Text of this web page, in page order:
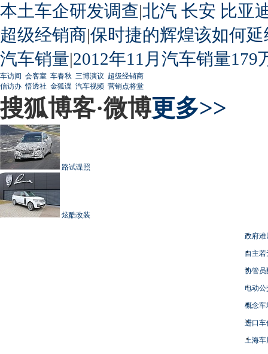
本土车企研发调查|北汽 长安 比亚
超级经销商|保时捷的辉煌该如何延
汽车销量|2012年11月汽车销量179
车访间 会客室 车春秋 三博演议 超级经销商
信访办 悟透社 金狐谍 汽车视频 营销点将堂
搜狐博客·微博更多>>
路试谍照
炫酷改装
政府难
自主
协管员
电动
概念车
进口车
上海